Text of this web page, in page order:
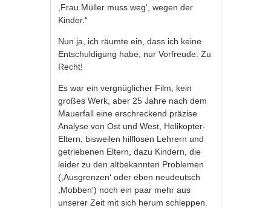
,Frau Müller muss weg‘, wegen der
Kinder.“
Nun ja, ich räumte ein, dass ich keine
Entschuldigung habe, nur Vorfreude. Zu
Recht!
Es war ein vergnüglicher Film, kein
großes Werk, aber 25 Jahre nach dem
Mauerfall eine erschreckend präzise
Analyse von Ost und West, Helikopter-
Eltern, bisweilen hilflosen Lehrern und
getriebenen Eltern, dazu Kindern, die
leider zu den altbekannten Problemen
(,Ausgrenzen‘ oder eben neudeutsch
,Mobben‘) noch ein paar mehr aus
unserer Zeit mit sich herum schleppen.